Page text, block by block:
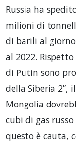
Russia ha
milioni di
di barili al
al 2022.
di Putin sono
della Siberia 2”,
Mongolia
cubi di gas russo
questo è cauta,